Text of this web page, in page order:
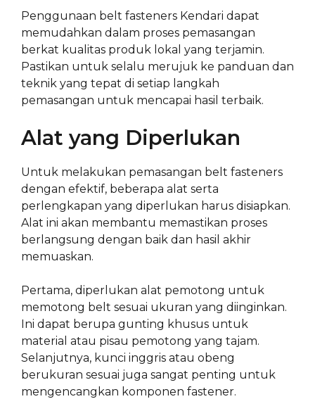
Penggunaan belt fasteners Kendari dapat
memudahkan dalam proses pemasangan
berkat kualitas produk lokal yang terjamin.
Pastikan untuk selalu merujuk ke panduan dan
teknik yang tepat di setiap langkah
pemasangan untuk mencapai hasil terbaik.
Alat yang Diperlukan
Untuk melakukan pemasangan belt fasteners
dengan efektif, beberapa alat serta
perlengkapan yang diperlukan harus disiapkan.
Alat ini akan membantu memastikan proses
berlangsung dengan baik dan hasil akhir
memuaskan.
Pertama, diperlukan alat pemotong untuk
memotong belt sesuai ukuran yang diinginkan.
Ini dapat berupa gunting khusus untuk
material atau pisau pemotong yang tajam.
Selanjutnya, kunci inggris atau obeng
berukuran sesuai juga sangat penting untuk
mengencangkan komponen fastener.